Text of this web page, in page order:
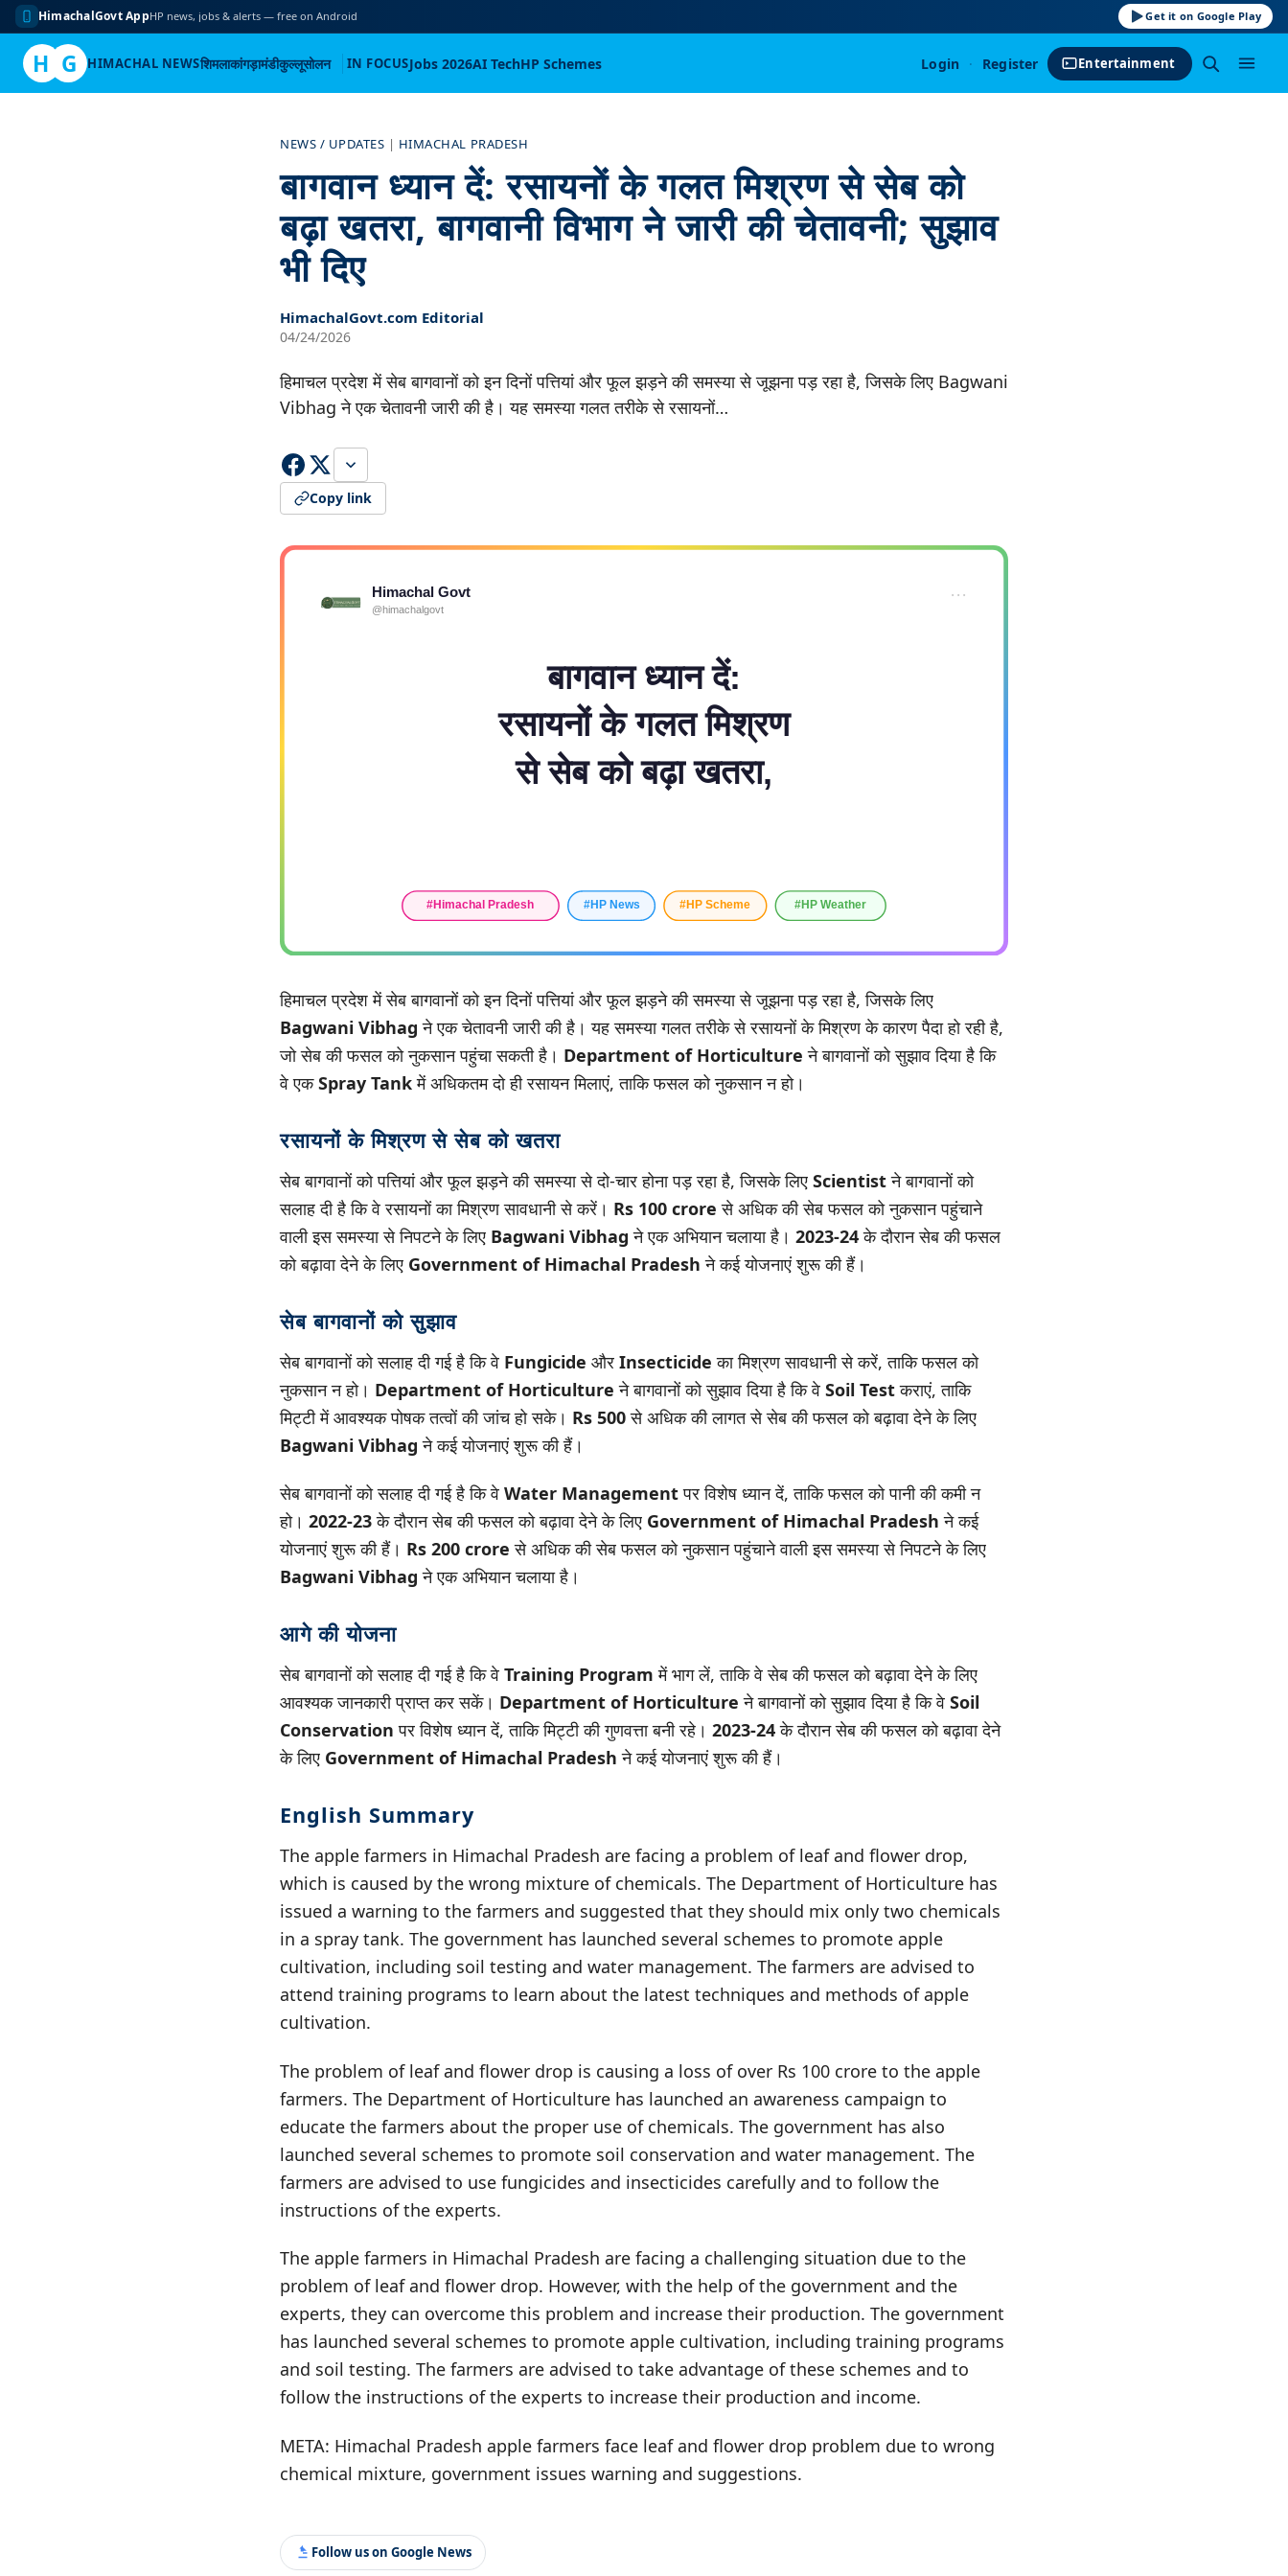
HimachalGovt AppHP news, jobs & alerts — free on Android Get it on Google Play
H G HIMACHAL NEWSशिमलाकांगड़ामंडीकुल्लूसोलन IN FOCUSJobs 2026AI TechHP Schemes Login · Register Entertainment
NEWS / UPDATES | HIMACHAL PRADESH
बागवान ध्यान दें: रसायनों के गलत मिश्रण से सेब को
बढ़ा खतरा, बागवानी विभाग ने जारी की चेतावनी; सुझाव
भी दिए
HimachalGovt.com Editorial
04/24/2026
हिमाचल प्रदेश में सेब बागवानों को इन दिनों पत्तियां और फूल झड़ने की समस्या से जूझना पड़ रहा है, जिसके लिए Bagwani
Vibhag ने एक चेतावनी जारी की है। यह समस्या गलत तरीके से रसायनों…
Copy link
हिमाचल प्रदेश में सेब बागवानों को इन दिनों पत्तियां और फूल झड़ने की समस्या से जूझना पड़ रहा है, जिसके लिए
Bagwani Vibhag ने एक चेतावनी जारी की है। यह समस्या गलत तरीके से रसायनों के मिश्रण के कारण पैदा हो रही है,
जो सेब की फसल को नुकसान पहुंचा सकती है। Department of Horticulture ने बागवानों को सुझाव दिया है कि
वे एकSpray Tankमें अधिकतम दो ही रसायन मिलाएं, ताकि फसल को नुकसान न हो।
रसायनों के मिश्रण से सेब को खतरा
सेब बागवानों को पत्तियां और फूल झड़ने की समस्या से दो-चार होना पड़ रहा है, जिसके लिए Scientistने बागवानों को
सलाह दी है कि वे रसायनों का मिश्रण सावधानी से करें। Rs 100 crore से अधिक की सेब फसल को नुकसान पहुंचाने
वाली इस समस्या से निपटने के लिए Bagwani Vibhag ने एक अभियान चलाया है। 2023-24के दौरान सेब की फसल
को बढ़ावा देने के लिए Government of Himachal Pradesh ने कई योजनाएं शुरू की हैं।
सेब बागवानों को सुझाव
सेब बागवानों को सलाह दी गई है कि वे Fungicide और Insecticide का मिश्रण सावधानी से करें, ताकि फसल को
नुकसान न हो। Department of Horticulture ने बागवानों को सुझाव दिया है कि वे Soil Testकराएं, ताकि
मिट्टी में आवश्यक पोषक तत्वों की जांच हो सके। Rs 500से अधिक की लागत से सेब की फसल को बढ़ावा देने के लिए
Bagwani Vibhag ने कई योजनाएं शुरू की हैं।
सेब बागवानों को सलाह दी गई है कि वे Water Managementपर विशेष ध्यान दें, ताकि फसल को पानी की कमी न
हो। 2022-23के दौरान सेब की फसल को बढ़ावा देने के लिए Government of Himachal Pradesh ने कई
योजनाएं शुरू की हैं। Rs 200 crore से अधिक की सेब फसल को नुकसान पहुंचाने वाली इस समस्या से निपटने के लिए
Bagwani Vibhag ने एक अभियान चलाया है।
आगे की योजना
सेब बागवानों को सलाह दी गई है कि वे Training Program में भाग लें, ताकि वे सेब की फसल को बढ़ावा देने के लिए
आवश्यक जानकारी प्राप्त कर सकें। Department of Horticulture ने बागवानों को सुझाव दिया है कि वे Soil
Conservation पर विशेष ध्यान दें, ताकि मिट्टी की गुणवत्ता बनी रहे। 2023-24के दौरान सेब की फसल को बढ़ावा देने
के लिए Government of Himachal Pradesh ने कई योजनाएं शुरू की हैं।
English Summary
The apple farmers in Himachal Pradesh are facing a problem of leaf and flower drop,
which is caused by the wrong mixture of chemicals. The Department of Horticulture has
issued a warning to the farmers and suggested that they should mix only two chemicals
in a spray tank. The government has launched several schemes to promote apple
cultivation, including soil testing and water management. The farmers are advised to
attend training programs to learn about the latest techniques and methods of apple
cultivation.
The problem of leaf and flower drop is causing a loss of over Rs 100 crore to the apple
farmers. The Department of Horticulture has launched an awareness campaign to
educate the farmers about the proper use of chemicals. The government has also
launched several schemes to promote soil conservation and water management. The
farmers are advised to use fungicides and insecticides carefully and to follow the
instructions of the experts.
The apple farmers in Himachal Pradesh are facing a challenging situation due to the
problem of leaf and flower drop. However, with the help of the government and the
experts, they can overcome this problem and increase their production. The government
has launched several schemes to promote apple cultivation, including training programs
and soil testing. The farmers are advised to take advantage of these schemes and to
follow the instructions of the experts to increase their production and income.
META: Himachal Pradesh apple farmers face leaf and flower drop problem due to wrong
chemical mixture, government issues warning and suggestions.
Follow us on Google News